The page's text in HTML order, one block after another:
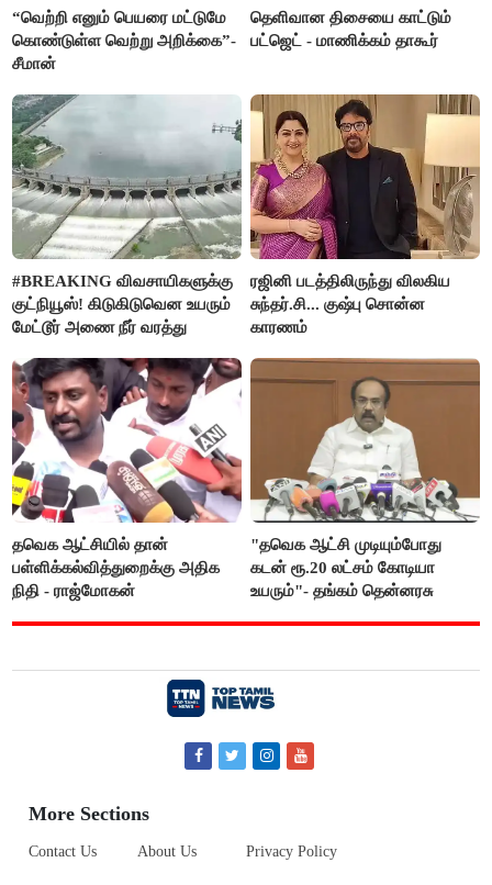
“வெற்றி எனும் பெயரை மட்டுமே
கொண்டுள்ள வெற்று அறிக்கை”-
சீமான்
தெளிவான திசையை காட்டும்
பட்ஜெட் - மாணிக்கம் தாகூர்
#BREAKING விவசாயிகளுக்கு
குட்நியூஸ்! கிடுகிடுவென உயரும்
மேட்டூர் அணை நீர் வரத்து
ரஜினி படத்திலிருந்து விலகிய
சுந்தர்.சி... குஷ்பு சொன்ன
காரணம்
தவெக ஆட்சியில் தான்
பள்ளிக்கல்வித்துறைக்கு அதிக
நிதி - ராஜ்மோகன்
"தவெக ஆட்சி முடியும்போது
கடன் ரூ.20 லட்சம் கோடியா
உயரும்"- தங்கம் தென்னரசு
More Sections
Contact Us About Us Privacy Policy